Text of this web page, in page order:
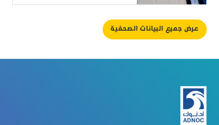
عرض جميع البيانات الصحفية